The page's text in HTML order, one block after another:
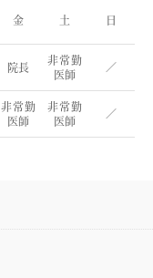
金 土 日
院長
非常勤
医師
／
非常勤
医師
非常勤
医師
／